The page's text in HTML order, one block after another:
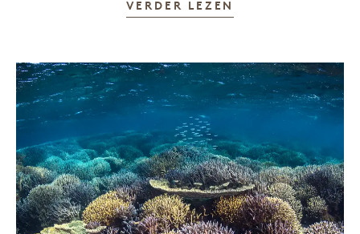
VERDER LEZEN